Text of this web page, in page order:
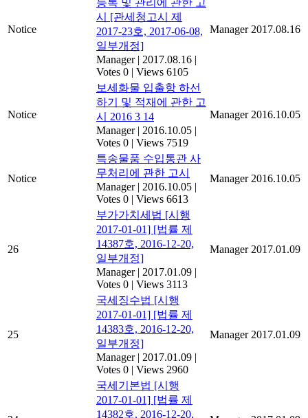
Notice
등록 및 관리에 관한 고
시 [관세청고시 제
2017-23호, 2017-06-08,
일부개정]
Manager | 2017.08.16 |
Votes 0 | Views 6105
Manager 2017.08.16
Notice
보세화물 입출항 하선
하기 및 적재에 관한 고
시 2016 3 14
Manager | 2016.10.05 |
Votes 0 | Views 7519
Manager 2016.10.05
Notice
특송물품 수입통관 사
무처리에 관한 고시
Manager | 2016.10.05 |
Votes 0 | Views 6613
Manager 2016.10.05
26
부가가치세법 [시행
2017-01-01] [법률 제
14387호, 2016-12-20,
일부개정]
Manager | 2017.01.09 |
Votes 0 | Views 3113
Manager 2017.01.09
25
국세징수법 [시행
2017-01-01] [법률 제
14383호, 2016-12-20,
일부개정]
Manager | 2017.01.09 |
Votes 0 | Views 2960
Manager 2017.01.09
국세기본법 [시행
2017-01-01] [법률 제
14382호, 2016-12-20,